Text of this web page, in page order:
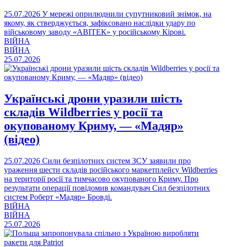
25.07.2026 У мережі оприлюднили супутниковий знімок, на
якому, як стверджується, зафіксовано наслідки удару по
військовому заводу «АВІТЕК» у російському Кірові.
ВІЙНА
ВІЙНА
25.07.2026
Українські дрони уразили шість
складів Wildberries у росії та
окупованому Криму, — «Мадяр»
(відео)
25.07.2026 Сили безпілотних систем ЗСУ заявили про
ураження шести складів російського маркетплейсу Wildberries
на території росії та тимчасово окупованого Криму. Про
результати операції повідомив командувач Сил безпілотних
систем Роберт «Мадяр» Бровді.
ВІЙНА
ВІЙНА
25.07.2026